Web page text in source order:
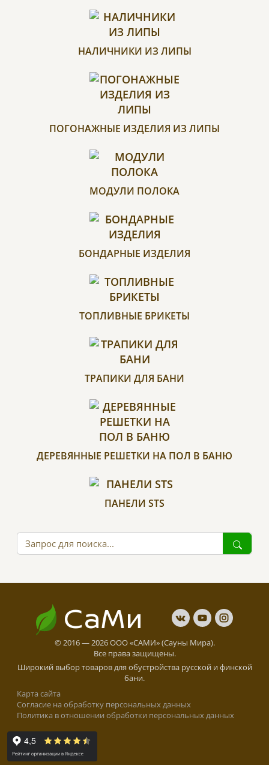
НАЛИЧНИКИ ИЗ ЛИПЫ
ПОГОНАЖНЫЕ ИЗДЕЛИЯ ИЗ ЛИПЫ
МОДУЛИ ПОЛОКА
БОНДАРНЫЕ ИЗДЕЛИЯ
ТОПЛИВНЫЕ БРИКЕТЫ
ТРАПИКИ ДЛЯ БАНИ
ДЕРЕВЯННЫЕ РЕШЕТКИ НА ПОЛ В БАНЮ
ПАНЕЛИ STS
СаМи
© 2016 — 2026 ООО «САМИ» (Сауны Мира).
Все права защищены.
Широкий выбор товаров для обустройства русской и финской
бани.
Карта сайта
Cогласие на обработку персональных данных
Политика в отношении обработки персональных данных